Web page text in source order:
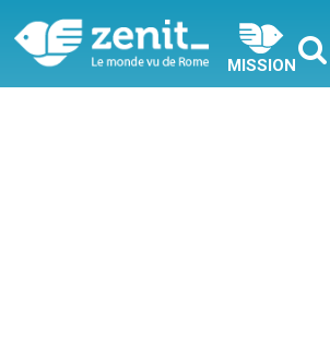
MISSION